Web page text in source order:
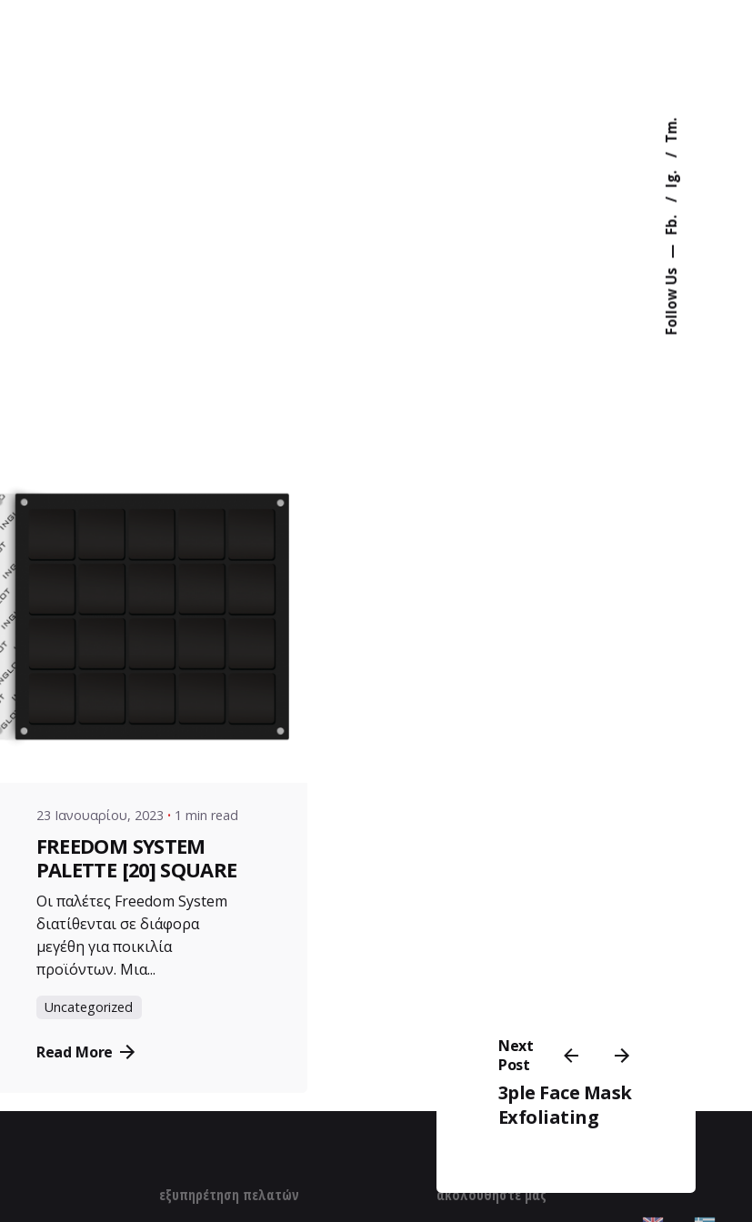
Follow Us
Fb.
Ig.
Tm.
Next
Post
3ple Face Mask
Exfoliating
VZ Manager
23 Ιανουαρίου, 2023 1 min read
FREEDOM SYSTEM
PALETTE [20] SQUARE
Οι παλέτες Freedom System
διατίθενται σε διάφορα
μεγέθη για ποικιλία
προϊόντων. Μια...
Uncategorized
Read More
εξυπηρέτηση πελατών ακολουθήστε μας